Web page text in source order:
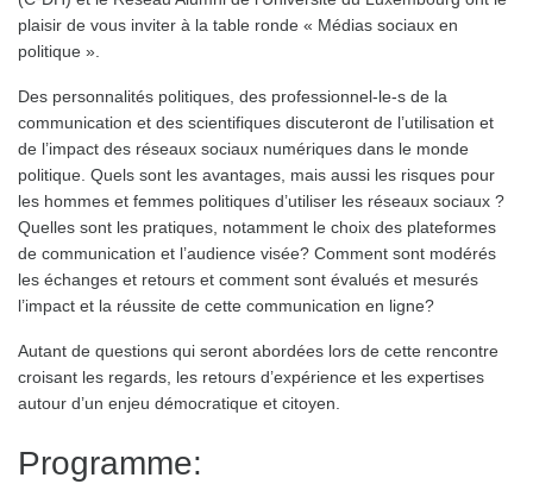
plaisir de vous inviter à la table ronde « Médias sociaux en
politique ».
Des personnalités politiques, des professionnel-le-s de la
communication et des scientifiques discuteront de l’utilisation et
de l’impact des réseaux sociaux numériques dans le monde
politique. Quels sont les avantages, mais aussi les risques pour
les hommes et femmes politiques d’utiliser les réseaux sociaux ?
Quelles sont les pratiques, notamment le choix des plateformes
de communication et l’audience visée? Comment sont modérés
les échanges et retours et comment sont évalués et mesurés
l’impact et la réussite de cette communication en ligne?
Autant de questions qui seront abordées lors de cette rencontre
croisant les regards, les retours d’expérience et les expertises
autour d’un enjeu démocratique et citoyen.
Programme: